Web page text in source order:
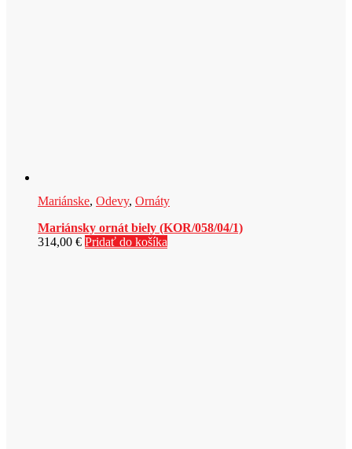
Mariánske, Odevy, Ornáty
Mariánsky ornát biely (KOR/058/04/1)
314,00 € Pridať do košíka